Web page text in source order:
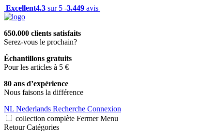
Excellent4.3 sur 5 -3.449 avis
650.000 clients satisfaits
Serez-vous le prochain?
Échantillons gratuits
Pour les articles à 5 €
80 ans d’expérience
Nous faisons la différence
NL Nederlands Recherche Connexion
collection complète Fermer Menu
Retour Catégories